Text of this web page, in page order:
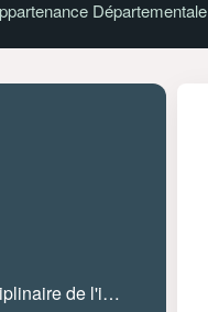
Départementale
de l'image